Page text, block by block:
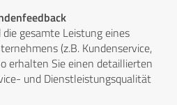
gesamte Leistung eines
(z.B. Kundenservice,
erhalten Sie einen detaillierten
und Dienstleistungsqualität